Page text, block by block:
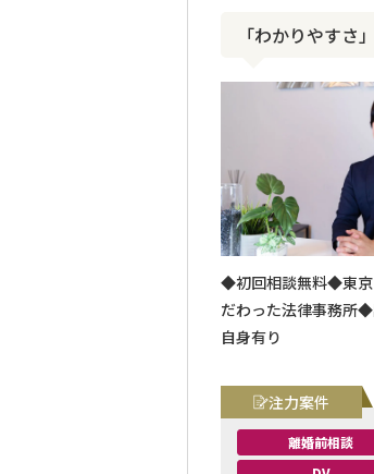
「わかりやすさ
◆初回相談無料◆東京
だわった法律事務所
自身有り
注力案件
離婚前相談